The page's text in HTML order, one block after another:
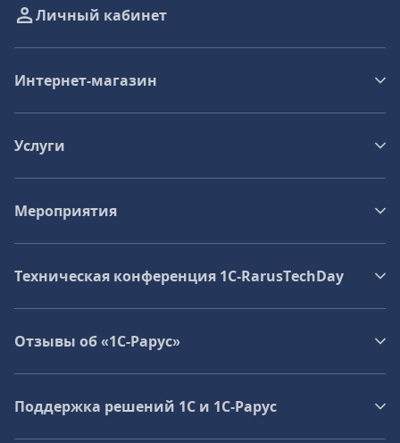
Личный кабинет
Интернет-магазин
Услуги
Мероприятия
Техническая конференция 1C‑RarusTechDay
Отзывы об «1С-Рарус»
Поддержка решений 1С и 1С‑Рарус